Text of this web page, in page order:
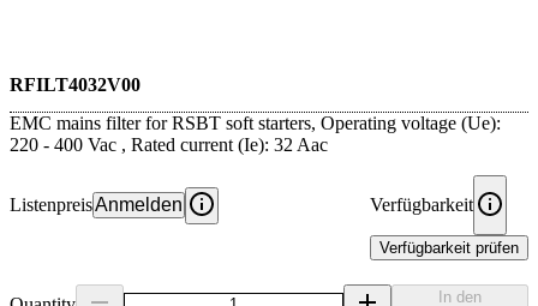
RFILT4032V00
EMC mains filter for RSBT soft starters, Operating voltage (Ue):
220 - 400 Vac , Rated current (Ie): 32 Aac
ListenpreisAnmelden Verfügbarkeit
Verfügbarkeit prüfen
In den